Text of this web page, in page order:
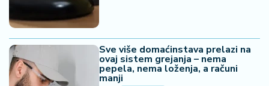
Sve više domaćinstava prelazi na
ovaj sistem grejanja – nema
pepela, nema loženja, a računi
manji